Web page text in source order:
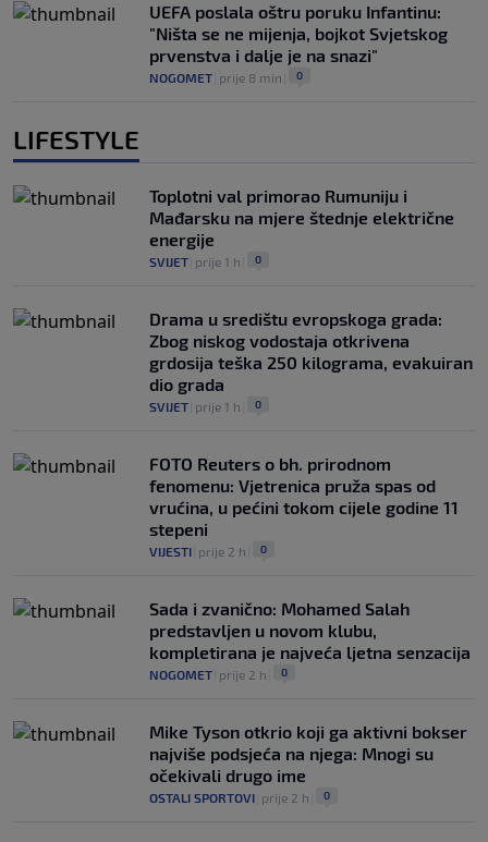
UEFA poslala oštru poruku Infantinu:
"Ništa se ne mijenja, bojkot Svjetskog
prvenstva i dalje je na snazi"
NOGOMET prije 8 min 0
LIFESTYLE
Toplotni val primorao Rumuniju i
Mađarsku na mjere štednje električne
energije
SVIJET prije 1 h 0
Drama u središtu evropskoga grada:
Zbog niskog vodostaja otkrivena
grdosija teška 250 kilograma, evakuiran
dio grada
SVIJET prije 1 h 0
FOTO Reuters o bh. prirodnom
fenomenu: Vjetrenica pruža spas od
vrućina, u pećini tokom cijele godine 11
stepeni
VIJESTI prije 2 h 0
Sada i zvanično: Mohamed Salah
predstavljen u novom klubu,
kompletirana je najveća ljetna senzacija
NOGOMET prije 2 h 0
Mike Tyson otkrio koji ga aktivni bokser
najviše podsjeća na njega: Mnogi su
očekivali drugo ime
OSTALI SPORTOVI prije 2 h 0